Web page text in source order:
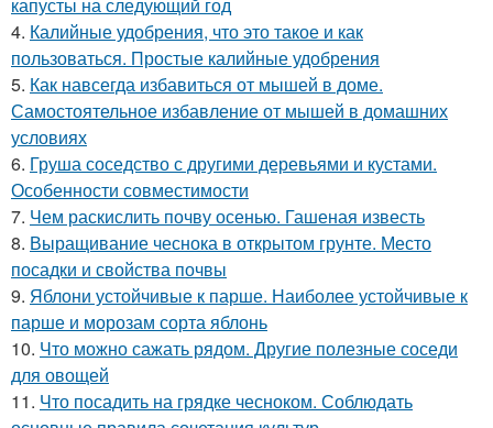
4. Калийные удобрения, что это такое и как
пользоваться. Простые калийные удобрения
5. Как навсегда избавиться от мышей в доме.
Самостоятельное избавление от мышей в домашних
условиях
6. Груша соседство с другими деревьями и кустами.
Особенности совместимости
7. Чем раскислить почву осенью. Гашеная известь
8. Выращивание чеснока в открытом грунте. Место
посадки и свойства почвы
9. Яблони устойчивые к парше. Наиболее устойчивые к
парше и морозам сорта яблонь
10. Что можно сажать рядом. Другие полезные соседи
для овощей
11. Что посадить на грядке чесноком. Соблюдать